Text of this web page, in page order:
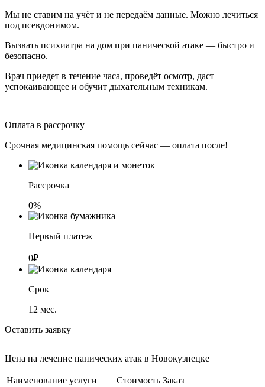
Мы не ставим на учёт и не передаём данные. Можно лечиться
под псевдонимом.
Вызвать психиатра на дом при панической атаке — быстро и
безопасно.
Врач приедет в течение часа, проведёт осмотр, даст
успокаивающее и обучит дыхательным техникам.
Оплата в рассрочку
Срочная медицинская помощь сейчас — оплата после!
Рассрочка
0%
Первый платеж
0₽
Срок
12 мес.
Оставить заявку
Цена на лечение панических атак в Новокузнецке
Наименование услуги Стоимость Заказ